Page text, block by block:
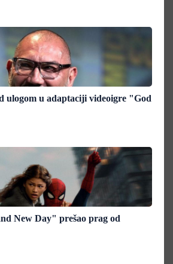
ulogom u adaptaciji videoigre "God
New Day" prešao prag od